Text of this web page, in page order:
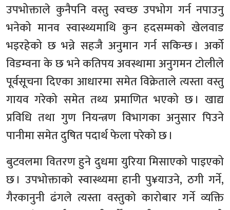
उपभोक्ताले कुनैपनि वस्तु स्वच्छ उपभोग गर्न नपाउनु
भनेको मानव स्वास्थ्यमाथि कुन हदसम्मको खेलवाड
भइरहेको छ भन्ने सहजै अनुमान गर्न सकिन्छ । अर्को
विडम्वना के छ भने कतिपय अवस्थामा अनुगमन टोलीले
पूर्वसूचना दिएका आधारमा समेत विक्रेताले त्यस्ता वस्तु
गायव गरेको समेत तथ्य प्रमाणित भएको छ । खाद्य
प्रविधि तथा गुण नियन्त्रण विभागका अनुसार पिउने
पानीमा समेत दुषित पदार्थ फेला परेको छ ।
बुटवलमा वितरण हुने दुधमा युरिया मिसाएको पाइएको
छ । उपभोक्ताको स्वास्थ्यमा हानी पु¥याउने, ठगी गर्ने,
गैरकानुनी ढंगले त्यस्ता वस्तुको कारोबार गर्ने व्यक्ति